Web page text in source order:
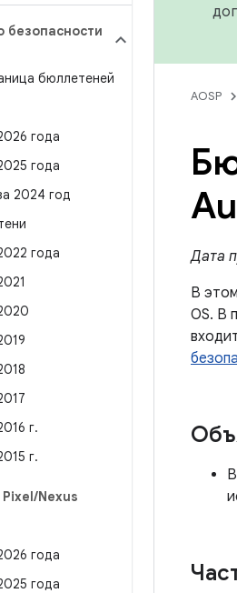
безопасности
бюллетеней
года
года
2024 год
года
г.
г.
/Nexus
года
года
AOSP
Дата
В
OS. В